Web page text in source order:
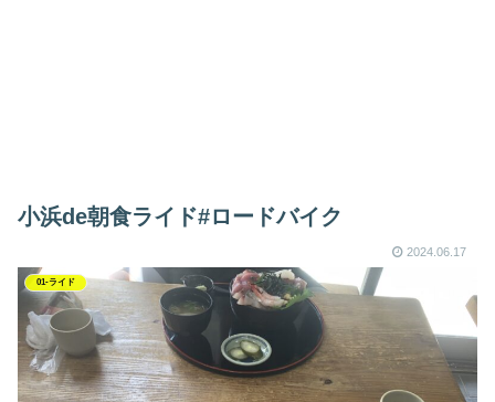
小浜de朝食ライド#ロードバイク
2024.06.17
01-ライド